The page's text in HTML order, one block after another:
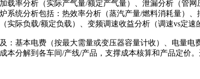
率分析（实际产气量/额定产气量）、泄漏分析（管
统分析包括：热效率分析（蒸汽产量/燃料消耗量）
际负载/额定负载）、变频调速收益分析（调速vs定速
基本电费（按最大需量或变压器容量计收）、电量
本分解到各车间/产线/产品，支撑成本核算和产品定价